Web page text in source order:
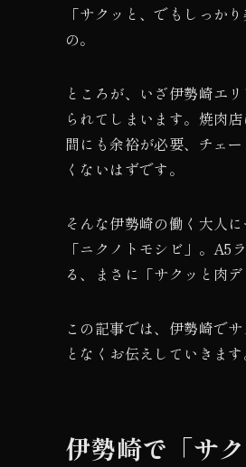
「サクッと、でもしっか
の。
ところが、いざ伊勢崎エ
られてしまいます。焼肉
間にも余裕が必要、チェ
くないはずです。
そんな伊勢崎の働く大人
「ニクノトモシビ」。A5
る、まさに「サクッと肉
この記事では、伊勢崎で
となくお伝えしていきます
伊勢崎で「サ